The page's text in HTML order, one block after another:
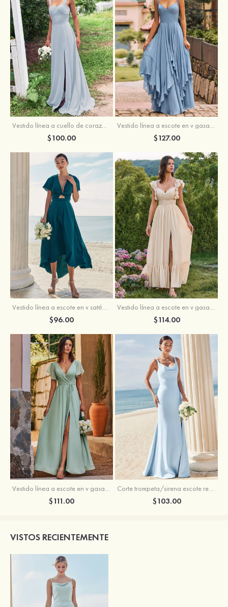
Vestido línea a cuello de corazón gasa hasta el suelo vestido de dama de honor
$100.00
Vestido línea a escote en v gasa hasta el suelo vestido de dama de honor
$127.00
$96.00 $114.00
Vestido línea a escote en v gasa hasta el suelo vestido de dama de honor
$111.00
Corte trompeta/sirena escote redondo crepé elástico hasta el suelo vestido de dama de honor
$103.00
VISTOS RECIENTEMENTE